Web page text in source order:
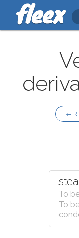
←
To
To